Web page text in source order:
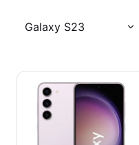
Galaxy S23